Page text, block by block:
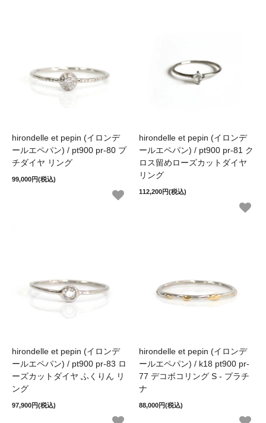
hirondelle et pepin (イロンデ
ールエペパン) / pt900 pr-80 プ
チダイヤ リング
99,000円(税込)
hirondelle et pepin (イロンデ
ールエペパン) / pt900 pr-81 ク
ロス留めローズカットダイヤ
リング
112,200円(税込)
hirondelle et pepin (イロンデ
ールエペパン) / pt900 pr-83 ロ
ーズカットダイヤ ふくりん リ
ング
97,900円(税込)
hirondelle et pepin (イロンデ
ールエペパン) / k18 pt900 pr-
77 デコボコリング S - プラチ
ナ
88,000円(税込)